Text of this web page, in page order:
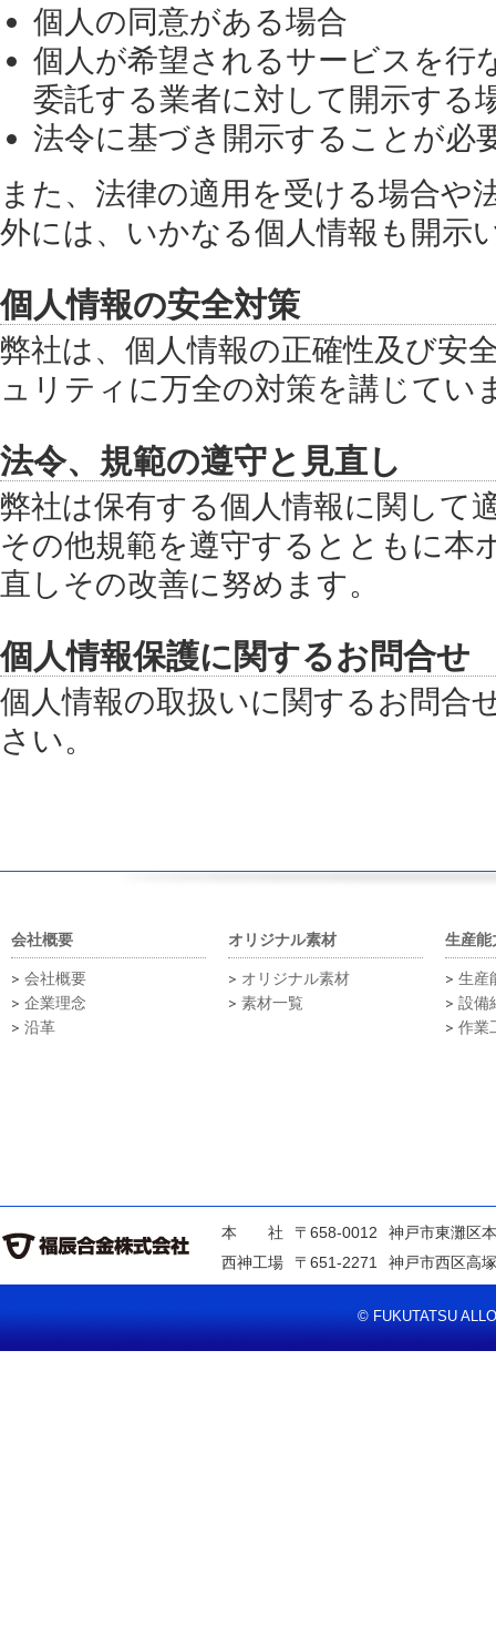
個人の同意がある場合
個人が希望されるサービスを行
委託する業者に対して開示する
法令に基づき開示することが必
また、法律の適用を受ける場合や
外には、いかなる個人情報も開示
個人情報の安全対策
弊社は、個人情報の正確性及び安
ュリティに万全の対策を講じてい
法令、規範の遵守と見直し
弊社は保有する個人情報に関して
その他規範を遵守するとともに本
直しその改善に努めます。
個人情報保護に関するお問合せ
個人情報の取扱いに関するお問合
さい。
会社概要
会社概要
企業理念
沿革
オリジナル素材
オリジナル素材
素材一覧
生産能
生産
設備
作業
本 社 〒658-0012
神戸市東灘区
西神工場
〒651-2271 神戸市西区高
© FUKUTATSU